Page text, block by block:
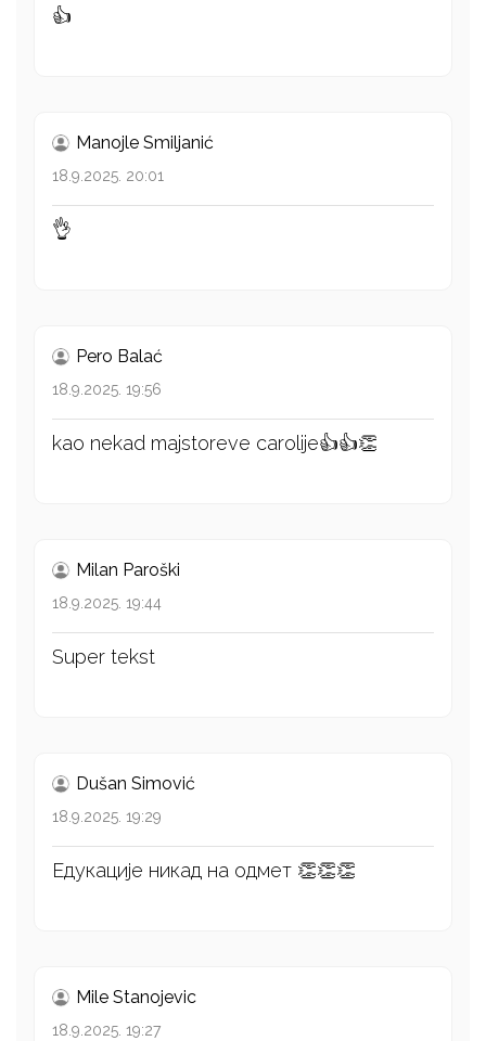
👍
Manojle Smiljanić
18.9.2025. 20:01
👌
Pero Balać
18.9.2025. 19:56
kao nekad majstoreve carolije👍👍👏
Milan Paroški
18.9.2025. 19:44
Super tekst
Dušan Simović
18.9.2025. 19:29
Едукације никад на одмет 👏👏👏
Mile Stanojevic
18.9.2025. 19:27